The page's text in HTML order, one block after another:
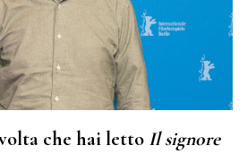
che hai letto Il signore